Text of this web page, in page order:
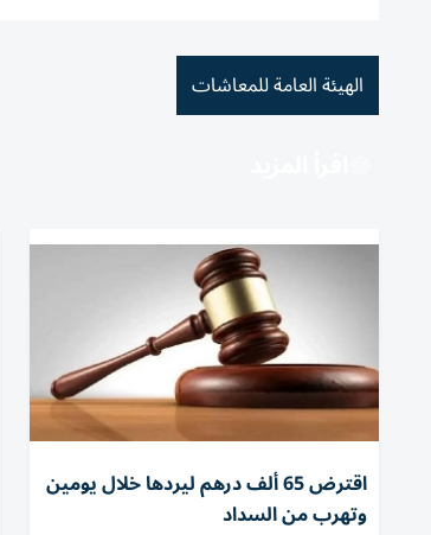
الهيئة العامة للمعاشات
اقترض 65 ألف درهم ليردها خلال يومين
وتهرب من السداد